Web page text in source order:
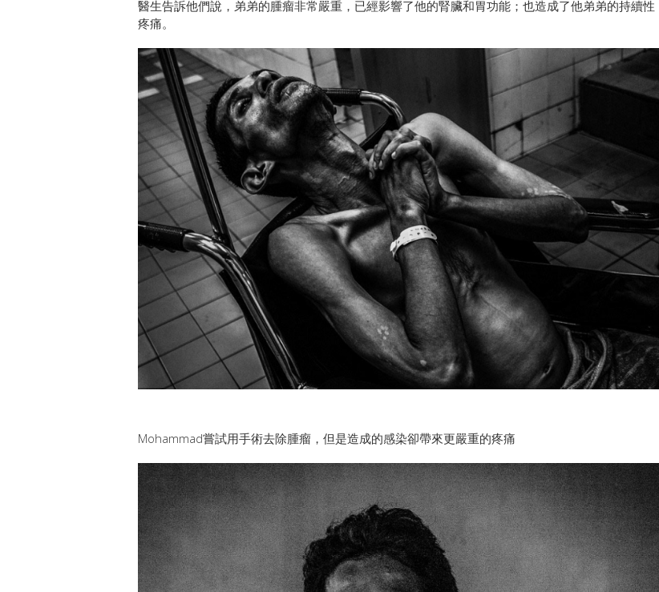
醫生告訴他們說，弟弟的腫瘤非常嚴重，已經影響了他的腎臟和胃功能；也造成了他弟弟的持續性
疼痛。
Mohammad嘗試用手術去除腫瘤，但是造成的感染卻帶來更嚴重的疼痛